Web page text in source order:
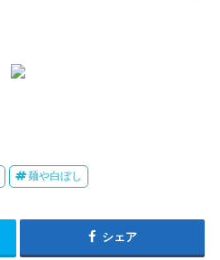
麺や白ぼし
シェア